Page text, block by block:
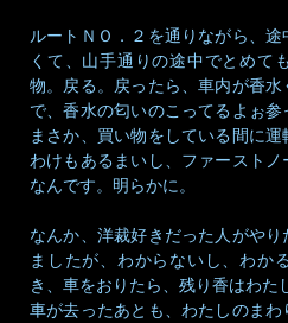
ルートＮＯ．２を通りながら、
くて、山手通りの途中でとめて
物。戻る。戻ったら、車内が香
で、香水の匂いのこってるよぉ
まさか、買い物をしている間に
わけもあるまいし、ファースト
なんです。明らかに。
なんか、洋裁好きだった人がや
ましたが、わからないし、わか
き、車をおりたら、残り香はわた
車が去ったあとも、わたしのま